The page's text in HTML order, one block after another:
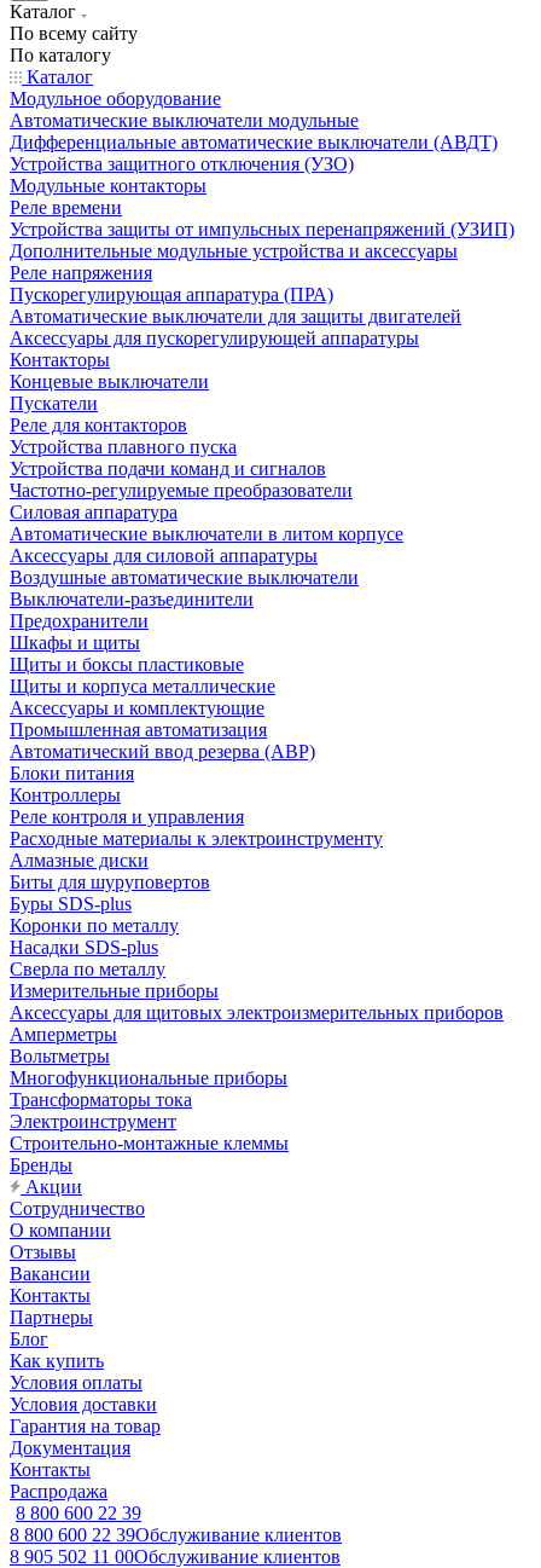
Каталог
По всему сайту
По каталогу
Каталог
Модульное оборудование
Автоматические выключатели модульные
Дифференциальные автоматические выключатели (АВДТ)
Устройства защитного отключения (УЗО)
Модульные контакторы
Реле времени
Устройства защиты от импульсных перенапряжений (УЗИП)
Дополнительные модульные устройства и аксессуары
Реле напряжения
Пускорегулирующая аппаратура (ПРА)
Автоматические выключатели для защиты двигателей
Аксессуары для пускорегулирующей аппаратуры
Контакторы
Концевые выключатели
Пускатели
Реле для контакторов
Устройства плавного пуска
Устройства подачи команд и сигналов
Частотно-регулируемые преобразователи
Силовая аппаратура
Автоматические выключатели в литом корпусе
Аксессуары для силовой аппаратуры
Воздушные автоматические выключатели
Выключатели-разъединители
Предохранители
Шкафы и щиты
Щиты и боксы пластиковые
Щиты и корпуса металлические
Аксессуары и комплектующие
Промышленная автоматизация
Автоматический ввод резерва (АВР)
Блоки питания
Контроллеры
Реле контроля и управления
Расходные материалы к электроинструменту
Алмазные диски
Биты для шуруповертов
Буры SDS-plus
Коронки по металлу
Насадки SDS-plus
Сверла по металлу
Измерительные приборы
Аксессуары для щитовых электроизмерительных приборов
Амперметры
Вольтметры
Многофункциональные приборы
Трансформаторы тока
Электроинструмент
Строительно-монтажные клеммы
Бренды
Акции
Сотрудничество
О компании
Отзывы
Вакансии
Контакты
Партнеры
Блог
Как купить
Условия оплаты
Условия доставки
Гарантия на товар
Документация
Контакты
Распродажа
8 800 600 22 39
8 800 600 22 39Обслуживание клиентов
8 905 502 11 00Обслуживание клиентов